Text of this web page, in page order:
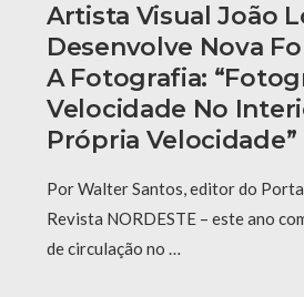
Artista Visual João
Desenvolve Nova
A Fotografia:
Velocidade No
Própria Velocidade”
Por Walter Santos, editor do
Revista NORDESTE – este ano
de circulação no …